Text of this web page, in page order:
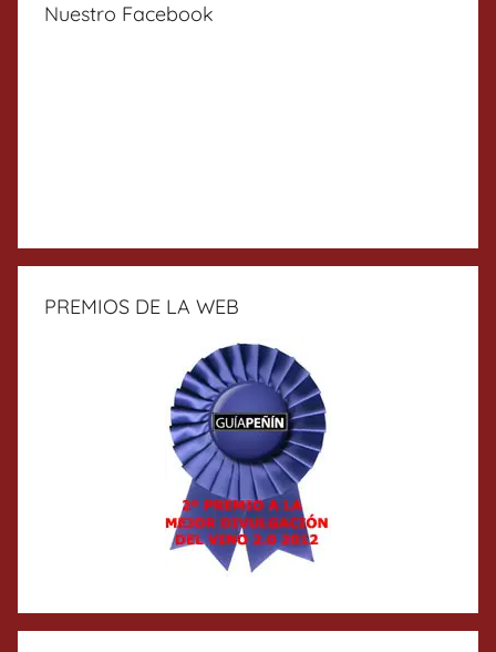
Nuestro Facebook
PREMIOS DE LA WEB